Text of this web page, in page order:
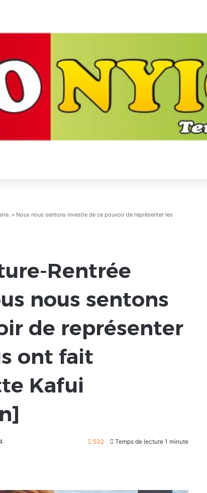
« Nous nous sentons investie de ce pouvoir de représenter les
Rentrée
nous sentons
de représenter
ont fait
Kafui
532 Temps de lecture 1 minute